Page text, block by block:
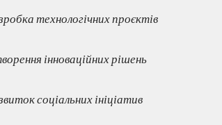
технологічних проєктів
інноваційних рішень
соціальних ініціатив